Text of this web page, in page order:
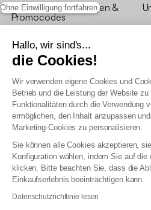
Ohne Einwilligung fortfahren
Hallo, wir sind's...
die Cookies!
Wir verwenden eigene Cookies und
Betrieb und die Leistung der Website
Funktionalitäten durch die Verwendung
ermöglichen, den Inhalt anzupassen
Marketing-Cookies zu personalisieren.
Sie können alle Cookies akzeptieren,
Konfiguration wählen, indem Sie auf
klicken. Bitte beachten Sie, dass die
Einkaufserlebnis beeinträchtigen kann.
Datenschutzrichtlinie lesen
*Angebotsbedingungen &
Promocodes
Bewertungen von sweeek
Unsere Geschäfte
AGB
Allgemeine
Erklärung zur